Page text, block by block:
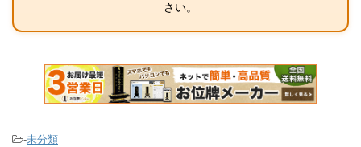
さい。
-未分類